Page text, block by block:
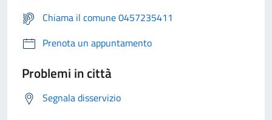
Chiama il comune 0457235411
Prenota un appuntamento
Problemi in città
Segnala disservizio